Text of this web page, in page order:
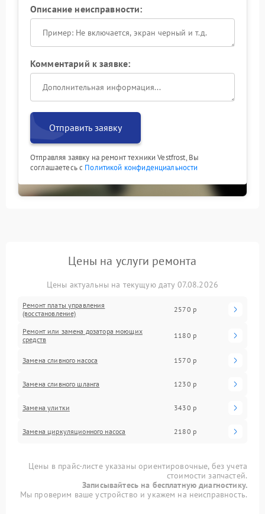
Описание неисправности:
Комментарий к заявке:
Отправить заявку
Отправляя заявку на ремонт техники Vestfrost, Вы
соглашаетесь с Политикой конфиденциальности
Цены на услуги ремонта
Цены актуальны на текущую дату 07.08.2026
Ремонт платы управления
(восстановление)
2570 р
Ремонт или замена дозатора моющих
средств
1180 р
Замена сливного насоса 1570 р
Замена сливного шланга 1230 р
Замена улитки 3430 р
Замена циркуляционного насоса 2180 р
Цены в прайс-листе указаны ориентировочные, без учета
стоимости запчастей.
Записывайтесь на бесплатную диагностику.
Мы проверим ваше устройство и укажем на неисправность.